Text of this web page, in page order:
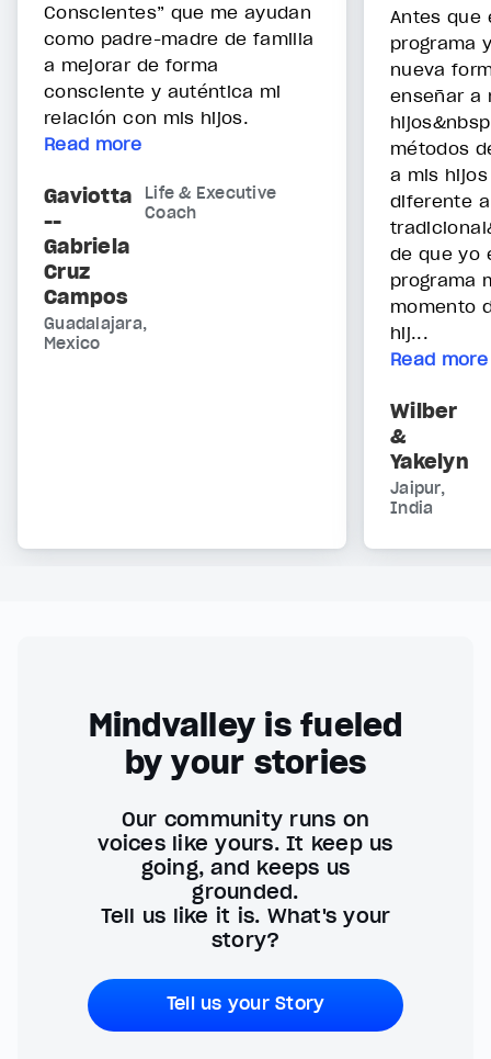
Conscientes” que me ayudan
como padre-madre de familia
a mejorar de forma
consciente y auténtica mi
relación con mis hijos.
Read more
Gaviotta
--
Gabriela
Cruz
Campos
Life & Executive
Coach
Guadalajara,
Mexico
Antes que
programa
nueva
enseñar a
métodos
a mis
diferente
de que yo
programa
momento
hij...
Read more
Wilber
&
Yakelyn
Jaipur,
India
Mindvalley is fueled
by your stories
Our community runs on
voices like yours. It keep us
going, and keeps us
grounded.
Tell us like it is. What's your
story?
Tell us your Story